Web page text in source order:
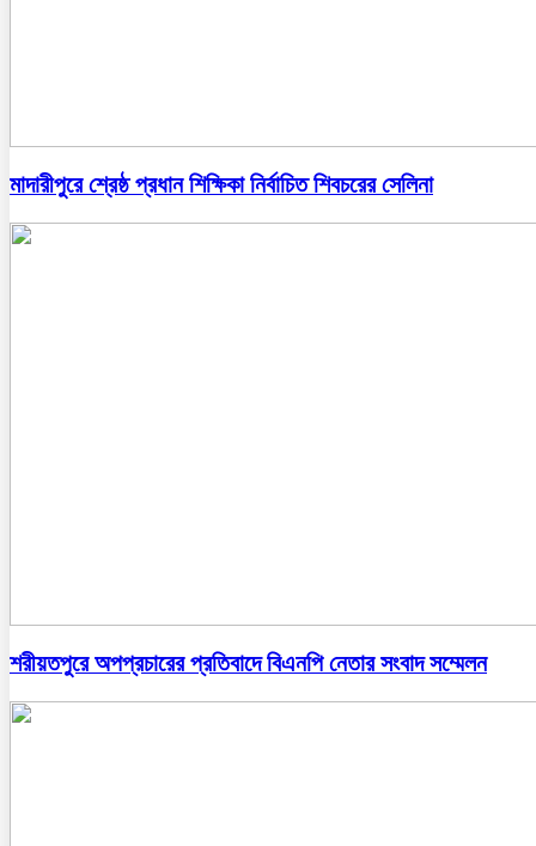
মাদারীপুরে শ্রেষ্ঠ প্রধান শিক্ষিকা নির্বাচিত শিবচরের সেলিনা
শরীয়তপুরে অপপ্রচারের প্রতিবাদে বিএনপি নেতার সংবাদ সম্মেলন